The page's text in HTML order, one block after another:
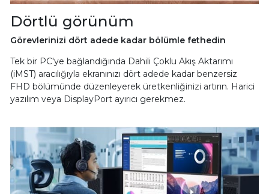
Dörtlü görünüm
Görevlerinizi dört adede kadar bölümle fethedin
Tek bir PC'ye bağlandığında Dahili Çoklu Akış Aktarımı
(iMST) aracılığıyla ekranınızı dört adede kadar benzersiz
FHD bölümünde düzenleyerek üretkenliğinizi artırın. Harici
yazılım veya DisplayPort ayırıcı gerekmez.